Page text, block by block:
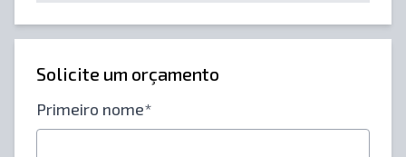
Solicite um orçamento
Primeiro nome*